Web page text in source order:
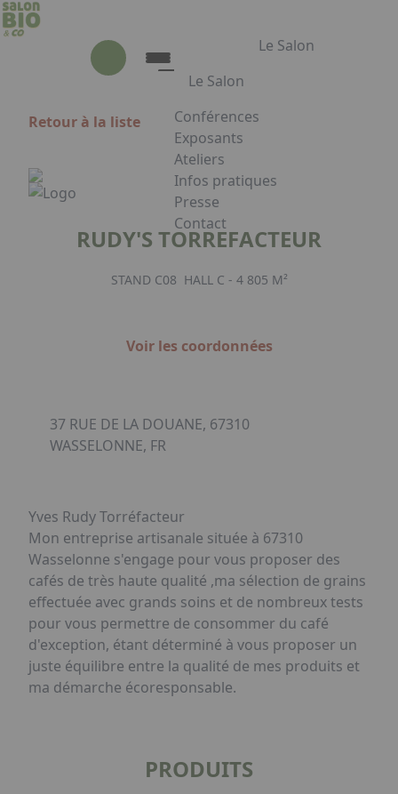
Aller au contenu principal
Le Salon
Le Salon
Le Salon
Présentation du Salon
Animations
Les Partenaires
Conférences
Exposants
Ateliers
Infos pratiques
Presse
Contact
Appuyez sur Entrée pour ouvrir
Retour à la liste
RUDY'S TORREFACTEUR
STAND C08 HALL C - 4 805 M²
Voir les coordonnées
37 RUE DE LA DOUANE, 67310
WASSELONNE, FR
Yves Rudy Torréfacteur
Mon entreprise artisanale située à 67310
Wasselonne s'engage pour vous proposer des
cafés de très haute qualité ,ma sélection de grains
effectuée avec grands soins et de nombreux tests
pour vous permettre de consommer du café
d'exception, étant déterminé à vous proposer un
juste équilibre entre la qualité de mes produits et
ma démarche écoresponsable.
PRODUITS
Panneau de gestion des cookies